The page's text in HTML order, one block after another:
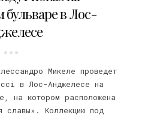
бульваре в Лос-
Микеле проведет
в Лос-Анджелесе на
на котором расположена
славы». Коллекцию под